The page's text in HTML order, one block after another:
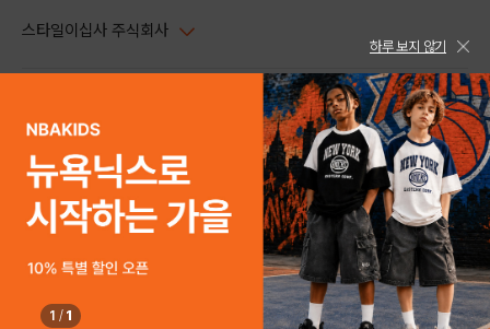
스타일이십사 주식회사
주소 : 서울시 강남구 논현로 633, 6층 (논현동, 한세엠케이빌딩)
사업자등록번호 : 116-81-32499
통신판매업신고번호 : 제 2024-서울강남-04239
호스팅 서비스 : 스타일이십사㈜
고객센터 1544-5336(평일 09:00~ 18:00 토/일/공휴일 휴무)
스타일24 고객센터 1544-5336
평일 09:00~ 18:00 (토/일/공휴일 휴무)
help Email : help@style24.com
COPYRIGHTⓒ2021 STYLE24 ALL RIGHTS RESERVED.
하루 보지 않기
1 / 1